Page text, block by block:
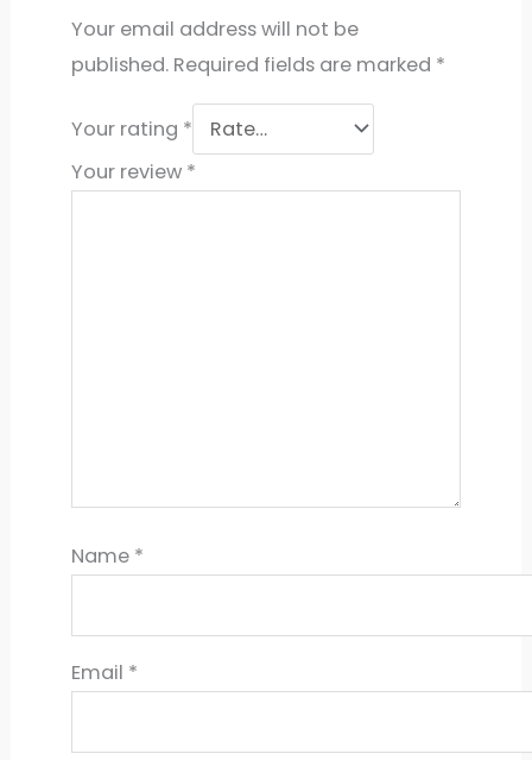
Your email address will not be
published. Required fields are marked *
Your rating *
Your review *
Name *
Email *